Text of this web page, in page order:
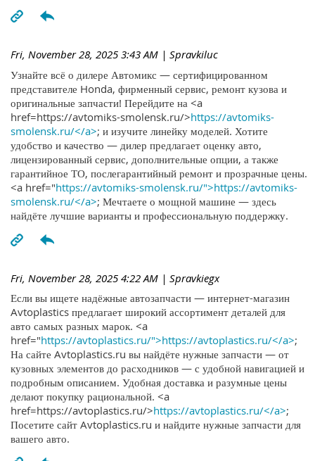
Fri, November 28, 2025 3:43 AM | Spravkiluc
Узнайте всё о дилере Автомикс — сертифицированном
представителе Honda, фирменный сервис, ремонт кузова и
оригинальные запчасти! Перейдите на <a
href=https://avtomiks-smolensk.ru/>https://avtomiks-
smolensk.ru/</a>; и изучите линейку моделей. Хотите
удобство и качество — дилер предлагает оценку авто,
лицензированный сервис, дополнительные опции, а также
гарантийное ТО, послегарантийный ремонт и прозрачные цены.
<a href="https://avtomiks-smolensk.ru/">https://avtomiks-
smolensk.ru/</a>; Мечтаете о мощной машине — здесь
найдёте лучшие варианты и профессиональную поддержку.
Fri, November 28, 2025 4:22 AM | Spravkiegx
Если вы ищете надёжные автозапчасти — интернет-магазин
Avtoplastics предлагает широкий ассортимент деталей для
авто самых разных марок. <a
href="https://avtoplastics.ru/">https://avtoplastics.ru/</a>;
На сайте Avtoplastics.ru вы найдёте нужные запчасти — от
кузовных элементов до расходников — с удобной навигацией и
подробным описанием. Удобная доставка и разумные цены
делают покупку рациональной. <a
href=https://avtoplastics.ru/>https://avtoplastics.ru/</a>;
Посетите сайт Avtoplastics.ru и найдите нужные запчасти для
вашего авто.